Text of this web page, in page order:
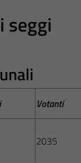
seggi
Votanti
2035